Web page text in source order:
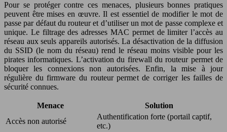
Pour se protéger contre ces menaces, plusieurs bonnes pratiques
peuvent être mises en œuvre. Il est essentiel de modifier le mot de
passe par défaut du routeur et d’utiliser un mot de passe complexe et
unique. Le filtrage des adresses MAC permet de limiter l’accès au
réseau aux seuls appareils autorisés. La désactivation de la diffusion
du SSID (le nom du réseau) rend le réseau moins visible pour les
pirates informatiques. L’activation du firewall du routeur permet de
bloquer les connexions non autorisées. Enfin, la mise à jour
régulière du firmware du routeur permet de corriger les failles de
sécurité connues.
Menace
Solution
Accès non autorisé
Authentification forte (portail captif,
etc.)